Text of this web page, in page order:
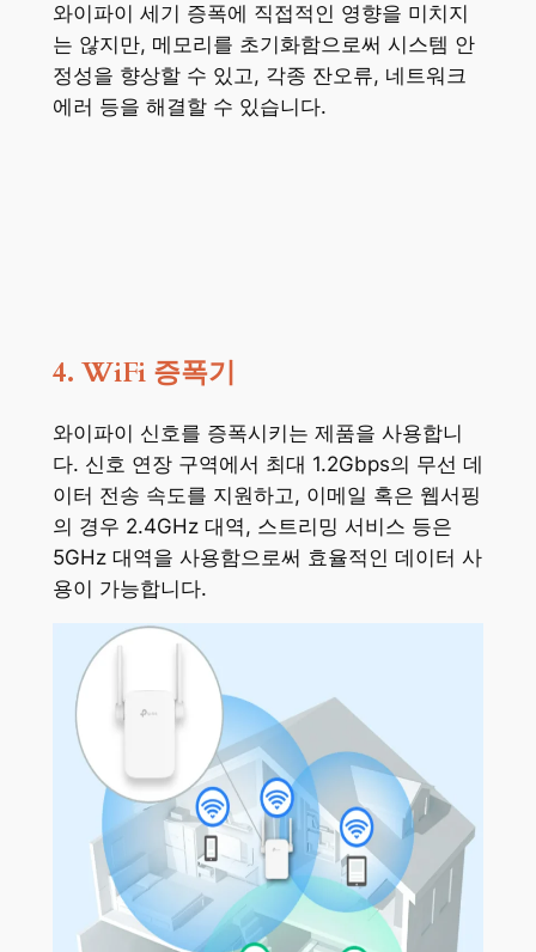
와이파이 세기 증폭에 직접적인 영향을 미치지
는 않지만, 메모리를 초기화함으로써 시스템 안
정성을 향상할 수 있고, 각종 잔오류, 네트워크
에러 등을 해결할 수 있습니다.
4. WiFi 증폭기
와이파이 신호를 증폭시키는 제품을 사용합니
다. 신호 연장 구역에서 최대 1.2Gbps의 무선 데
이터 전송 속도를 지원하고, 이메일 혹은 웹서핑
의 경우 2.4GHz 대역, 스트리밍 서비스 등은
5GHz 대역을 사용함으로써 효율적인 데이터 사
용이 가능합니다.